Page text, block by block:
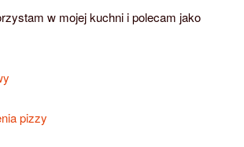
w mojej kuchni i polecam jako
pizzy